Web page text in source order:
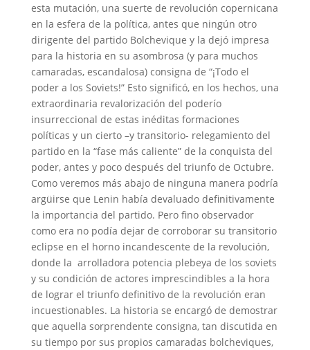
esta mutación, una suerte de revolución copernicana
en la esfera de la política, antes que ningún otro
dirigente del partido Bolchevique y la dejó impresa
para la historia en su asombrosa (y para muchos
camaradas, escandalosa) consigna de “¡Todo el
poder a los Soviets!” Esto significó, en los hechos, una
extraordinaria revalorización del poderío
insurreccional de estas inéditas formaciones
políticas y un cierto –y transitorio- relegamiento del
partido en la “fase más caliente” de la conquista del
poder, antes y poco después del triunfo de Octubre.
Como veremos más abajo de ninguna manera podría
argüirse que Lenin había devaluado definitivamente
la importancia del partido. Pero fino observador
como era no podía dejar de corroborar su transitorio
eclipse en el horno incandescente de la revolución,
donde la arrolladora potencia plebeya de los soviets
y su condición de actores imprescindibles a la hora
de lograr el triunfo definitivo de la revolución eran
incuestionables. La historia se encargó de demostrar
que aquella sorprendente consigna, tan discutida en
su tiempo por sus propios camaradas bolcheviques,